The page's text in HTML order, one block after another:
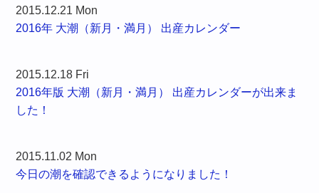
2015.12.21 Mon
2016年 大潮（新月・満月） 出産カレンダー
2015.12.18 Fri
2016年版 大潮（新月・満月） 出産カレンダーが出来ま
した！
2015.11.02 Mon
今日の潮を確認できるようになりました！